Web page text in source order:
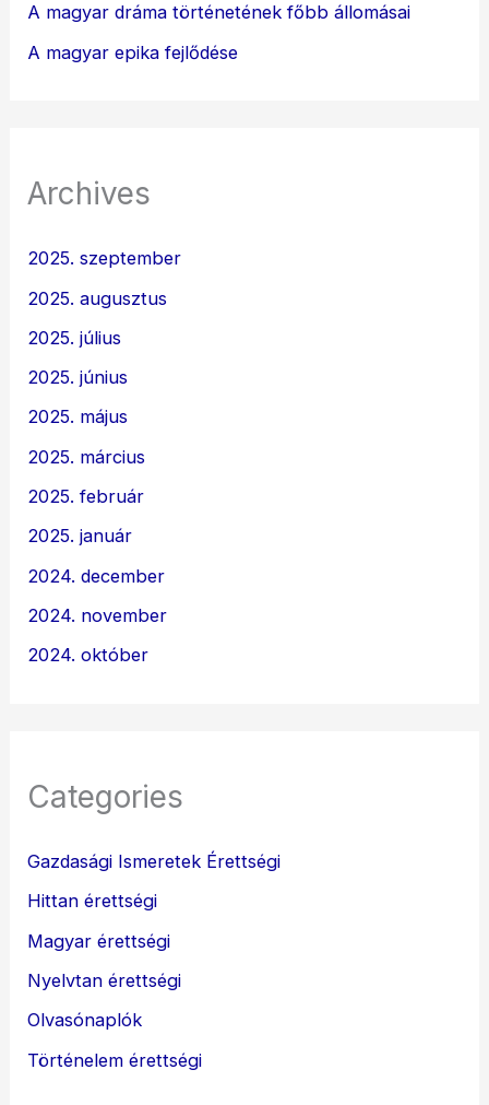
A magyar dráma történetének főbb állomásai
A magyar epika fejlődése
Archives
2025. szeptember
2025. augusztus
2025. július
2025. június
2025. május
2025. március
2025. február
2025. január
2024. december
2024. november
2024. október
Categories
Gazdasági Ismeretek Érettségi
Hittan érettségi
Magyar érettségi
Nyelvtan érettségi
Olvasónaplók
Történelem érettségi